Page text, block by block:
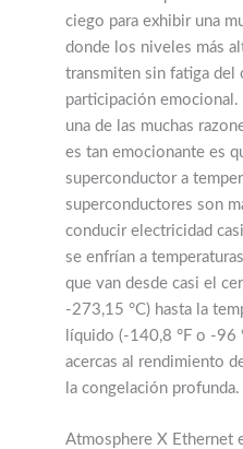
ciego para exhibir una
donde los niveles más
transmiten sin fatiga del
participación
una de las muchas
es tan emocionante es
superconductor a
superconductores son
conducir electricidad
se enfrían a
que van desde casi el
-273,15 °C) hasta la
líquido (-140,8 °F o -96
acercas al rendimiento
la congelación profunda.
Atmosphere X Ethernet